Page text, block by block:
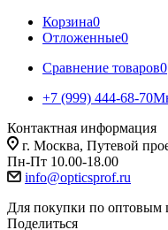
Корзина0
Отложенные0
Сравнение товаров0
+7 (999) 444-68-70
Контактная информация
г. Москва, Путевой
Пн-Пт 10.00-18.00
info@opticsprof.ru
Для покупки по оптовым
Поделиться